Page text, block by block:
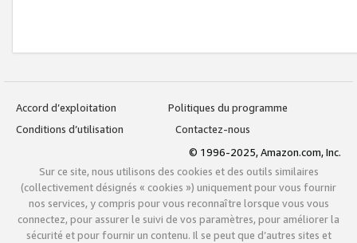
Accord d’exploitation
Politiques du programme
Conditions d’utilisation
Contactez-nous
© 1996-2025, Amazon.com, Inc.
Sur ce site, nous utilisons des cookies et des outils similaires
(collectivement désignés « cookies ») uniquement pour vous fournir
nos services, y compris pour vous reconnaître lorsque vous vous
connectez, pour assurer le suivi de vos paramètres, pour améliorer la
sécurité et pour fournir un contenu. Il se peut que d’autres sites et